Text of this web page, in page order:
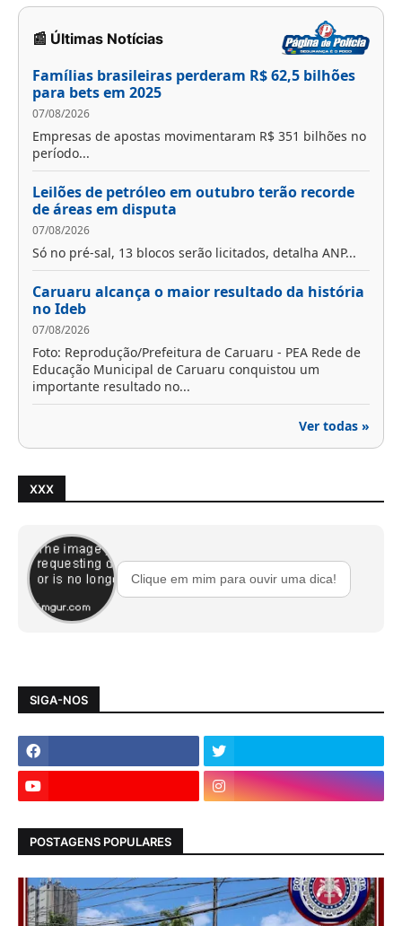
📰 Últimas Notícias
Famílias brasileiras perderam R$ 62,5 bilhões
para bets em 2025
07/08/2026
Empresas de apostas movimentaram R$ 351 bilhões no
período...
Leilões de petróleo em outubro terão recorde
de áreas em disputa
07/08/2026
Só no pré-sal, 13 blocos serão licitados, detalha ANP...
Caruaru alcança o maior resultado da história
no Ideb
07/08/2026
Foto: Reprodução/Prefeitura de Caruaru - PEA Rede de
Educação Municipal de Caruaru conquistou um
importante resultado no...
Ver todas »
XXX
Clique em mim para ouvir uma dica!
SIGA-NOS
POSTAGENS POPULARES